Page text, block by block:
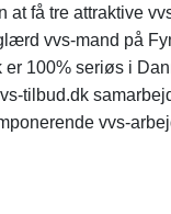
at få tre attraktive
vvs-mand på
er 100% seriøs i
tilbud.dk
vvs-